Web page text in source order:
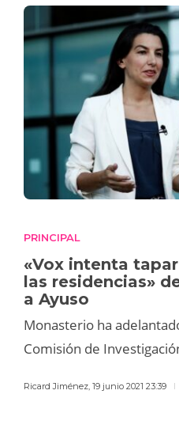
PRINCIPAL
«Vox intenta
las residencias»
a Ayuso
Monasterio ha
Comisión de
Ricard Jiménez 19 junio 2021 23:39